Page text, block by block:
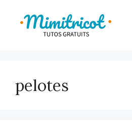
contenu
pelotes